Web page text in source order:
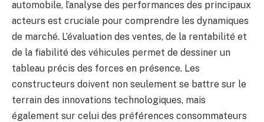
automobile, l’analyse des performances des principaux
acteurs est cruciale pour comprendre les dynamiques
de marché. L’évaluation des ventes, de la rentabilité et
de la fiabilité des véhicules permet de dessiner un
tableau précis des forces en présence. Les
constructeurs doivent non seulement se battre sur le
terrain des innovations technologiques, mais
également sur celui des préférences consommateurs